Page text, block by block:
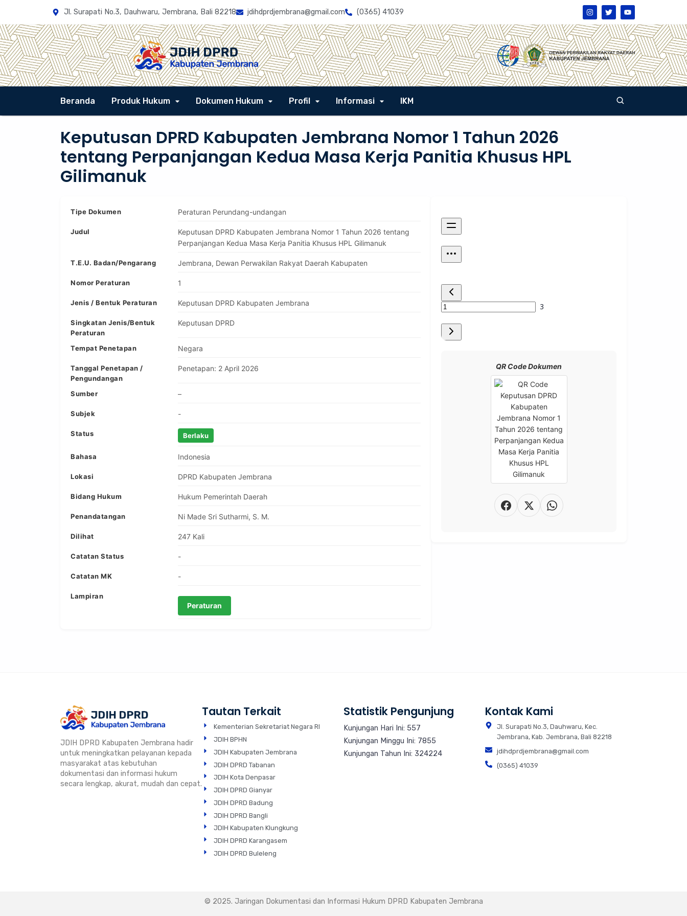
Jl. Surapati No.3, Dauhwaru, Jembrana, Bali 82218 jdihdprdjembrana@gmail.com (0365) 41039
Beranda Produk Hukum Dokumen Hukum Profil Informasi IKM
Keputusan DPRD Kabupaten Jembrana Nomor 1 Tahun 2026
tentang Perpanjangan Kedua Masa Kerja Panitia Khusus HPL
Gilimanuk
Tipe Dokumen Peraturan Perundang-undangan
Judul
Keputusan DPRD Kabupaten Jembrana Nomor 1 Tahun 2026 tentang
Perpanjangan Kedua Masa Kerja Panitia Khusus HPL Gilimanuk
T.E.U. Badan/Pengarang Jembrana, Dewan Perwakilan Rakyat Daerah Kabupaten
Nomor Peraturan 1
Jenis / Bentuk Peraturan Keputusan DPRD Kabupaten Jembrana
Singkatan Jenis/Bentuk
Peraturan
Keputusan DPRD
Tempat Penetapan Negara
Tanggal Penetapan /
Pengundangan
Penetapan: 2 April 2026
Sumber –
Subjek -
Status Berlaku
Bahasa Indonesia
Lokasi DPRD Kabupaten Jembrana
Bidang Hukum Hukum Pemerintah Daerah
Penandatangan Ni Made Sri Sutharmi, S. M.
Dilihat 247 Kali
Catatan Status -
Catatan MK -
Lampiran
Peraturan
QR Code Dokumen
JDIH DPRD Kabupaten Jembrana hadir
untuk meningkatkan pelayanan kepada
masyarakat atas kebutuhan
dokumentasi dan informasi hukum
secara lengkap, akurat, mudah dan cepat.
Tautan Terkait
Kementerian Sekretariat Negara RI
JDIH BPHN
JDIH Kabupaten Jembrana
JDIH DPRD Tabanan
JDIH Kota Denpasar
JDIH DPRD Gianyar
JDIH DPRD Badung
JDIH DPRD Bangli
JDIH Kabupaten Klungkung
JDIH DPRD Karangasem
JDIH DPRD Buleleng
Statistik Pengunjung
Kunjungan Hari Ini: 557
Kunjungan Minggu Ini: 7855
Kunjungan Tahun Ini: 324224
Kontak Kami
Jl. Surapati No.3, Dauhwaru, Kec.
Jembrana, Kab. Jembrana, Bali 82218
jdihdprdjembrana@gmail.com
(0365) 41039
© 2025. Jaringan Dokumentasi dan Informasi Hukum DPRD Kabupaten Jembrana